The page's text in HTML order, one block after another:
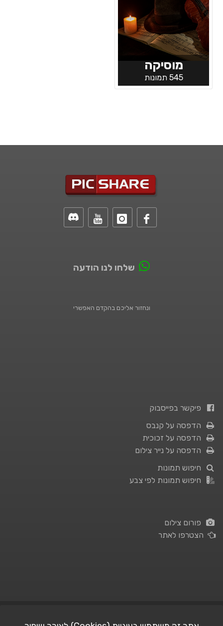
מוסיקה
545 תמונות
שלחו לנו הודעה
ונחזור אליכם בהקדם האפשרי
פיקשר בפייסבוק
הדפסה על קנבס
הדפסה על זכוכית
הדפסה על נייר צילום
חיפוש תמונות
חיפוש תמונות לפי צבע
פורום צילום
הצטרפו לאתר